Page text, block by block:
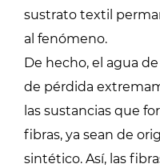
sustrato textil
al fenómeno.
De hecho, el agua
de pérdida
las sustancias que
fibras, ya sean de
sintético. Así, las